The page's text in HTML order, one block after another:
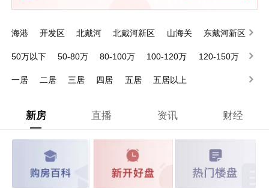
海港 开发区 北戴河 北戴河新区 山海关
东戴河新区
50万以下
50-80万 80-100万 100-120万
120-150万
一居
二居 三居 四居 五居 五居以上
新房 直播 资讯 财经